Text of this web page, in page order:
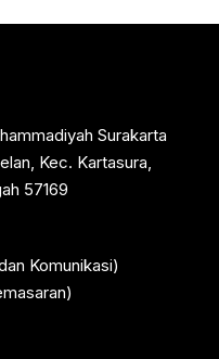
Surakarta
Kec. Kartasura,
57169
Komunikasi)